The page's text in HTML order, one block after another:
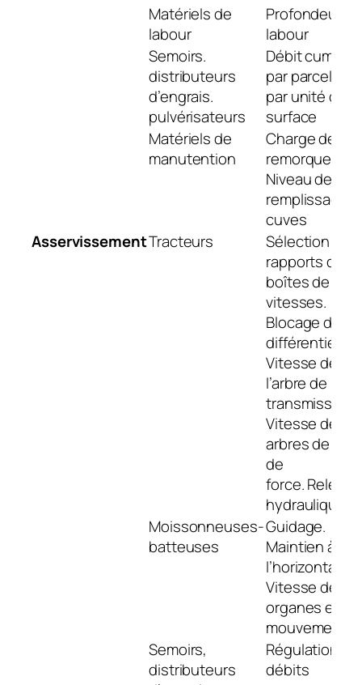
Matériels de
labour
Profondeur de
labour
Semoirs.
distributeurs
d’engrais.
pulvérisateurs
Débit cumulé
par parcelle
par unité de
surface
Matériels de
manutention
Charge des
remorques.
Niveau de
remplissage
cuves
AsservissementTracteurs
Sélection des
rapports de
boîtes de
vitesses.
Blocage de
différentiel.
Vitesse de
l’arbre de
transmission.
Vitesse des
arbres de
de
force.
hydraulique
Moissonneuses-
batteuses
Guidage.
Maintien à
l’horizontale.
Vitesse des
organes en
mouvement
Semoirs,
distributeurs
Régulation
débits